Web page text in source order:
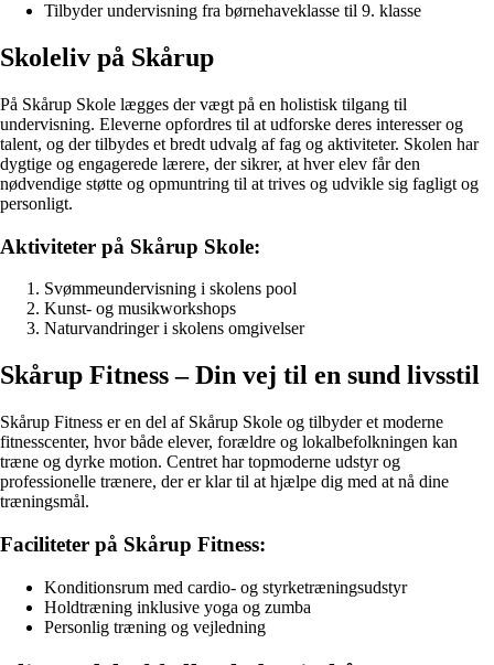
Tilbyder undervisning fra børnehaveklasse til 9. klasse
Skoleliv på Skårup
På Skårup Skole lægges der vægt på en holistisk tilgang til
undervisning. Eleverne opfordres til at udforske deres interesser og
talent, og der tilbydes et bredt udvalg af fag og aktiviteter. Skolen har
dygtige og engagerede lærere, der sikrer, at hver elev får den
nødvendige støtte og opmuntring til at trives og udvikle sig fagligt og
personligt.
Aktiviteter på Skårup Skole:
Svømmeundervisning i skolens pool
Kunst- og musikworkshops
Naturvandringer i skolens omgivelser
Skårup Fitness – Din vej til en sund livsstil
Skårup Fitness er en del af Skårup Skole og tilbyder et moderne
fitnesscenter, hvor både elever, forældre og lokalbefolkningen kan
træne og dyrke motion. Centret har topmoderne udstyr og
professionelle trænere, der er klar til at hjælpe dig med at nå dine
træningsmål.
Faciliteter på Skårup Fitness:
Konditionsrum med cardio- og styrketræningsudstyr
Holdtræning inklusive yoga og zumba
Personlig træning og vejledning